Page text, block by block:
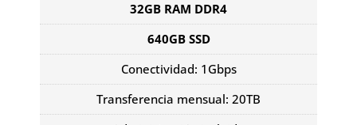
32GB RAM DDR4
640GB SSD
Conectividad: 1Gbps
Transferencia mensual: 20TB